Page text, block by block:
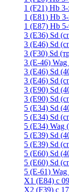
1 (F21) Hb 3-
1 (Е81) Hb
1 (Е87) Hb
3 (E36) Sd
3 (E46) Sd
3 (F30) Sd
3 (Е-46) Wag
3 (Е46) Sd
3 (Е46) Sd
3 (Е90) Sd
3 (Е90) Sd
5 (E34) Sd
5 (E34) Sd
5 (E34) Wag
5 (E39) Sd
5 (E39) Sd
5 (E60) Sd
5 (E60) Sd
5 (Е-61) Wag
X1 (E84) с
X2 (F39) с